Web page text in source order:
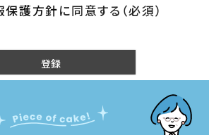
保護方針に同意する（必須）
登録